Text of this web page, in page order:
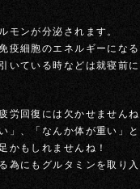
モンが分泌されます。
疫細胞のエネルギーにな
いている時などは就寝前
労回復には欠かせませんね
」、「なんか体が重い」
かもしれませんね！
為にもグルタミンを取り